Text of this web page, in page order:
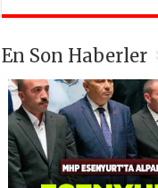
En Son Haberler